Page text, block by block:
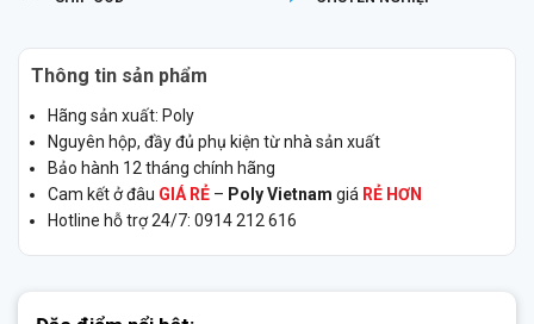
Thông tin sản phẩm
Hãng sản xuất: Poly
Nguyên hộp, đầy đủ phụ kiện từ nhà sản xuất
Bảo hành 12 tháng chính hãng
Cam kết ở đâu GIÁ RẺ – Poly Vietnam giá RẺ HƠN
Hotline hỗ trợ 24/7: 0914 212 616